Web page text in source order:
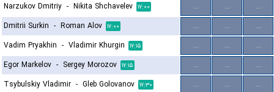
Narzukov Dmitriy - Nikita Shchavelev ۱۷:۰۰ ... ...
...
Dmitrii Surkin - Roman Alov ۱۷:۰۰ ... ...
...
Vadim Pryakhin - Vladimir Khurgin ۱۷:۱۵ ... ...
...
Egor Markelov - Sergey Morozov ۱۷:۱۵ ... ...
...
Tsybulskiy Vladimir - Gleb Golovanov ۱۷:۳۰ ... ...
...